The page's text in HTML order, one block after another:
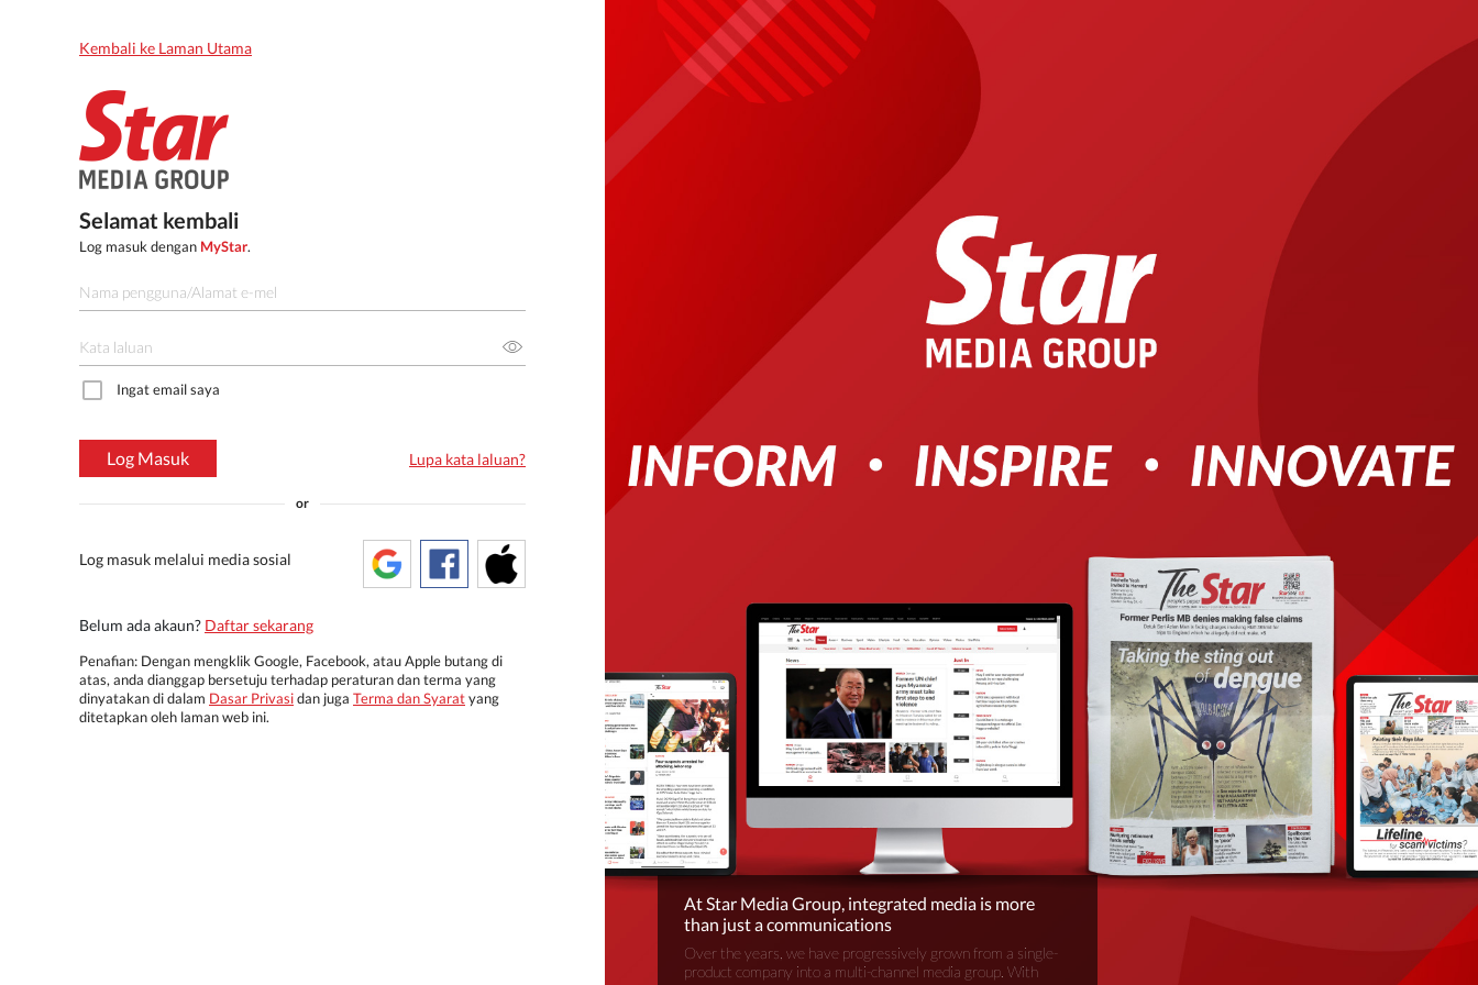
Kembali ke Laman Utama
Selamat kembali
Log masuk dengan MyStar.
Ingat email saya
Log Masuk Lupa kata laluan?
or
Log masuk melalui media sosial
Belum ada akaun? Daftar sekarang
Penafian: Dengan mengklik Google, Facebook, atau Apple butang di
atas, anda dianggap bersetuju terhadap peraturan dan terma yang
dinyatakan di dalam Dasar Privasidan juga Terma dan Syaratyang
ditetapkan oleh laman web ini.
At Star Media Group, integrated media is more
than just a communications
Over the years, we have progressively grown from a single-
product company into a multi-channel media group. With